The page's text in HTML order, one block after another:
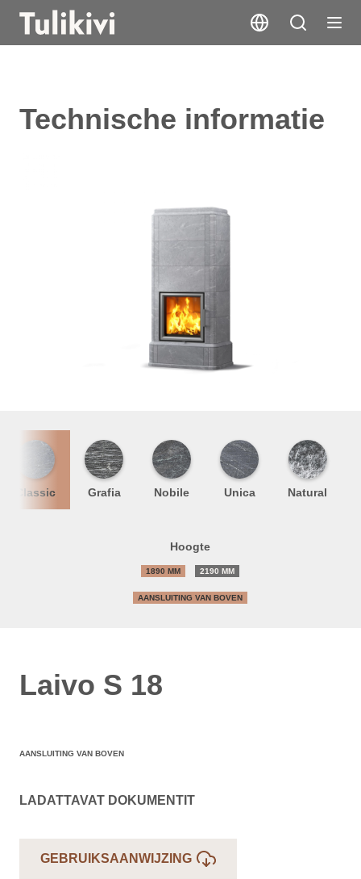
Technische informatie
Classic Grafia Nobile Unica Natural
Hoogte
1890 MM 2190 MM
AANSLUITING VAN BOVEN
Laivo S 18
AANSLUITING VAN BOVEN
LADATTAVAT DOKUMENTIT
GEBRUIKSAANWIJZING